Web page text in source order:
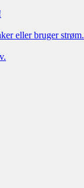
eller bruger strøm.